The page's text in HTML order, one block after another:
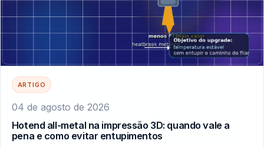
ARTIGO
04 de agosto de 2026
Hotend all-metal na impressão 3D: quando vale a
pena e como evitar entupimentos